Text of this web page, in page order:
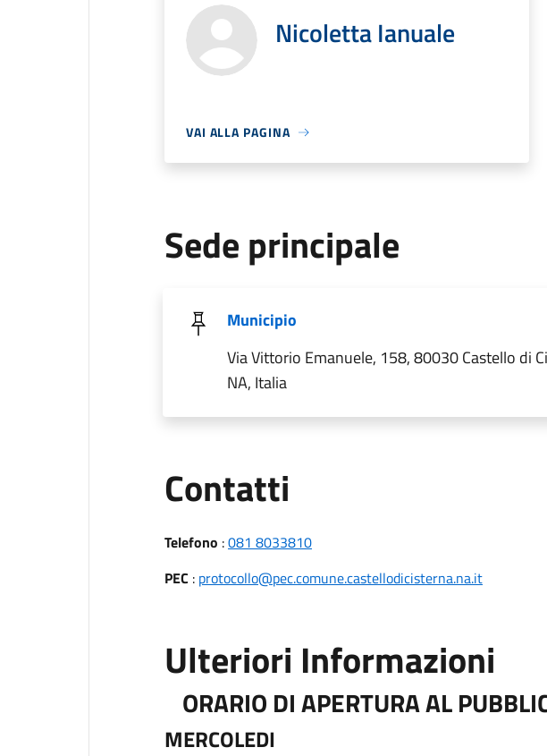
Nicoletta Ianuale
VAI ALLA PAGINA
Sede principale
Municipio
Via Vittorio Emanuele, 158, 80030 Castello di
NA, Italia
Contatti
Telefono :081 8033810
PEC : protocollo@pec.comune.castellodicisterna.na.it
Ulteriori Informazioni
ORARIO DI APERTURA AL
MERCOLEDI